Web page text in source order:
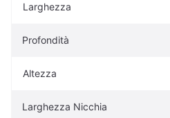
Larghezza
Profondità
Altezza
Larghezza Nicchia